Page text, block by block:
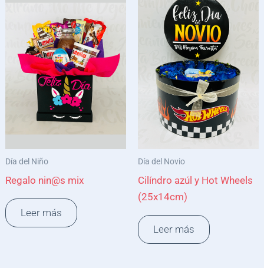
Día del Niño
Regalo nin@s mix
Leer más
Día del Novio
Cilíndro azúl y Hot Wheels
(25x14cm)
Leer más